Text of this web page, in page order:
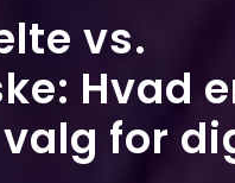
vs.
Hvad
for